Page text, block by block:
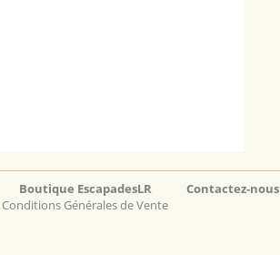
Boutique EscapadesLR
Conditions Générales de Vente
Contactez-nous